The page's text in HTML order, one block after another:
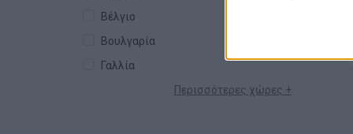
Βέλγιο
Βουλγαρία
Γαλλία
Περισσότερες χώρες +